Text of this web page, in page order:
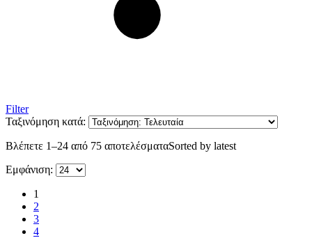
Filter
Ταξινόμηση κατά:
Βλέπετε 1–24 από 75 αποτελέσματαSorted by latest
Εμφάνιση:
1
2
3
4